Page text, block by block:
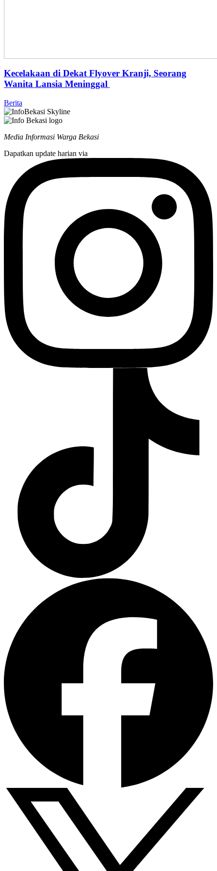
Kecelakaan di Dekat Flyover Kranji, Seorang
Wanita Lansia Meninggal
Berita
Media Informasi Warga Bekasi
Dapatkan update harian via